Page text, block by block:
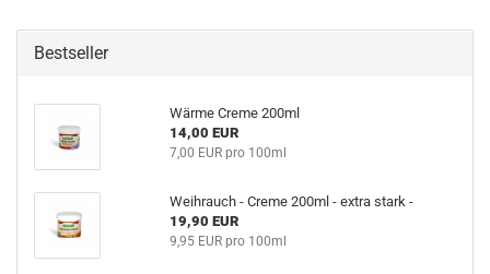
Bestseller
Wärme Creme 200ml
14,00 EUR
7,00 EUR pro 100ml
Weihrauch - Creme 200ml - extra stark -
19,90 EUR
9,95 EUR pro 100ml